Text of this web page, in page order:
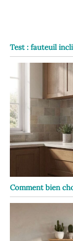
Test : fauteuil
Comment bien